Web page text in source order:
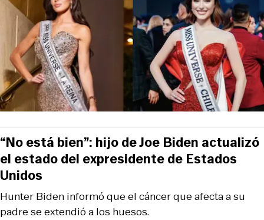
Hunter Biden informó que el cáncer que afecta a su
padre se extendió a los huesos.
“No está bien”: hijo de Joe Biden actualizó
el estado del expresidente de Estados
Unidos